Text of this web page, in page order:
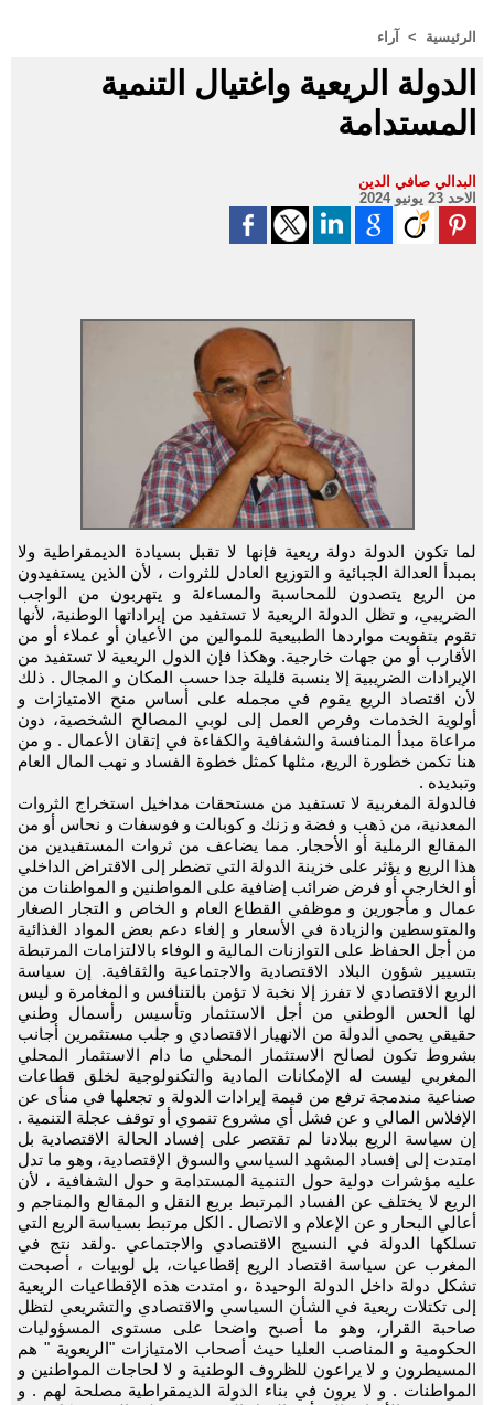
الرئيسية > آراء
الدولة الريعية واغتيال التنمية
المستدامة
البدالي صافي الدين
الاحد 23 يونيو 2024
لما تكون الدولة دولة ريعية فإنها لا تقبل بسيادة الديمقراطية ولا
بمبدأ العدالة الجبائية و التوزيع العادل للثروات ، لأن الذين يستفيدون
من الريع يتصدون للمحاسبة والمساءلة و يتهربون من الواجب
الضريبي، و تظل الدولة الريعية لا تستفيد من إيراداتها الوطنية، لأنها
تقوم بتفويت مواردها الطبيعية للموالين من الأعيان أو عملاء أو من
الأقارب أو من جهات خارجية. وهكذا فإن الدول الريعية لا تستفيد من
الإيرادات الضريبية إلا بنسبة قليلة جدا حسب المكان و المجال . ذلك
لأن اقتصاد الريع يقوم في مجمله على أساس منح الامتيازات و
أولوية الخدمات وفرص العمل إلى لوبي المصالح الشخصية، دون
مراعاة مبدأ المنافسة والشفافية والكفاءة في إتقان الأعمال . و من
هنا تكمن خطورة الريع، مثلها كمثل خطوة الفساد و نهب المال العام
وتبديده .
فالدولة المغربية لا تستفيد من مستحقات مداخيل استخراج الثروات
المعدنية، من ذهب و فضة و زنك و كوبالت و فوسفات و نحاس أو من
المقالع الرملية أو الأحجار. مما يضاعف من ثروات المستفيدين من
هذا الريع و يؤثر على خزينة الدولة التي تضطر إلى الاقتراض الداخلي
أو الخارجي أو فرض ضرائب إضافية على المواطنين و المواطنات من
عمال و مأجورين و موظفي القطاع العام و الخاص و التجار الصغار
والمتوسطين والزيادة في الأسعار و إلغاء دعم بعض المواد الغذائية
من أجل الحفاظ على التوازنات المالية و الوفاء بالالتزامات المرتبطة
بتسيير شؤون البلاد الاقتصادية والاجتماعية والثقافية. إن سياسة
الريع الاقتصادي لا تفرز إلا نخبة لا تؤمن بالتنافس و المغامرة و ليس
لها الحس الوطني من أجل الاستثمار وتأسيس رأسمال وطني
حقيقي يحمي الدولة من الانهيار الاقتصادي و جلب مستثمرين أجانب
بشروط تكون لصالح الاستثمار المحلي ما دام الاستثمار المحلي
المغربي ليست له الإمكانات المادية والتكنولوجية لخلق قطاعات
صناعية مندمجة ترفع من قيمة إيرادات الدولة و تجعلها في منأى عن
الإفلاس المالي و عن فشل أي مشروع تنموي أو توقف عجلة التنمية .
إن سياسة الريع ببلادنا لم تقتصر على إفساد الحالة الاقتصادية بل
امتدت إلى إفساد المشهد السياسي والسوق الإقتصادية، وهو ما تدل
عليه مؤشرات دولية حول التنمية المستدامة و حول الشفافية ، لأن
الريع لا يختلف عن الفساد المرتبط بريع النقل و المقالع والمناجم و
أعالي البحار و عن الإعلام و الاتصال . الكل مرتبط بسياسة الريع التي
تسلكها الدولة في النسيج الاقتصادي والاجتماعي .ولقد نتج في
المغرب عن سياسة اقتصاد الريع إقطاعيات، بل لوبيات ، أصبحت
تشكل دولة داخل الدولة الوحيدة ،و امتدت هذه الإقطاعيات الريعية
إلى تكتلات ريعية في الشأن السياسي والاقتصادي والتشريعي لتظل
صاحبة القرار، وهو ما أصبح واضحا على مستوى المسؤوليات
الحكومية و المناصب العليا حيث أصحاب الامتيازات "الريعوية " هم
المسيطرون و لا يراعون للظروف الوطنية و لا لحاجات المواطنين و
المواطنات . و لا يرون في بناء الدولة الديمقراطية مصلحة لهم . و